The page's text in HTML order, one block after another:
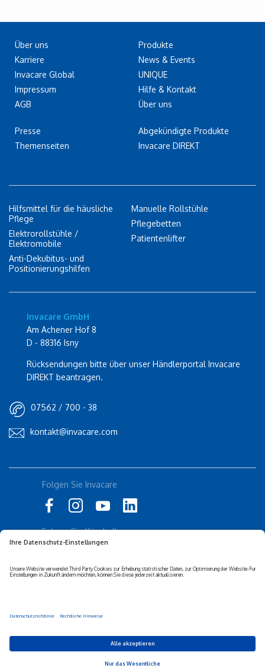
Über uns
Karriere
Invacare Global
Impressum
AGB
Presse
Themenseiten
Produkte
News & Events
UNIQUE
Hilfe & Kontakt
Über uns
Abgekündigte Produkte
Invacare DIREKT
Hilfsmittel für die häusliche
Pflege
Elektrorollstühle /
Elektromobile
Anti-Dekubitus- und
Positionierungshilfen
Manuelle Rollstühle
Pflegebetten
Patientenlifter
Invacare GmbH
Am Achener Hof 8
D - 88316 Isny
Rücksendungen bitte über unser Händlerportal Invacare
DIREKT beantragen.
07562 / 700 - 38
kontakt@invacare.com
Barrierefreiheits-erklärung
Folgen Sie Invacare
Folgen Sie Küschall